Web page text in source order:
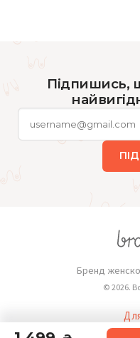
Підпишись,
Бренд
© 2026.